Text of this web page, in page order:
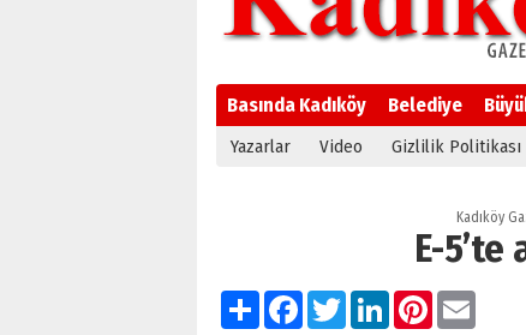
Basında Kadıköy Belediye
Yazarlar Video Gizlilik Politikası
Kadıköy
E-
PaylaşFacebook
TwitterLinkedInPinterest